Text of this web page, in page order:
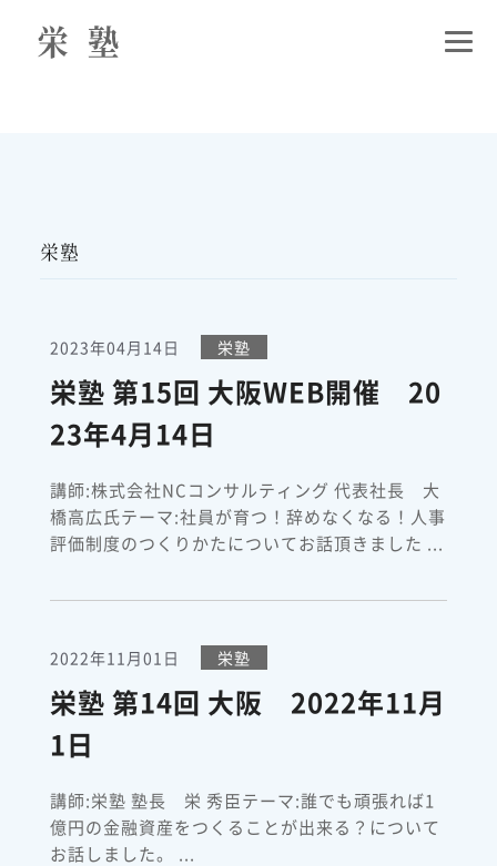
栄塾
2023年04月14日 栄塾
栄塾 第15回 大阪WEB開催 20
23年4月14日
講師:株式会社NCコンサルティング 代表社長 大
橋高広氏テーマ:社員が育つ！辞めなくなる！人事
評価制度のつくりかたについてお話頂きました ...
2022年11月01日 栄塾
栄塾 第14回 大阪 2022年11月
1日
講師:栄塾 塾長 栄 秀臣テーマ:誰でも頑張れば1
億円の金融資産をつくることが出来る？について
お話しました。 ...